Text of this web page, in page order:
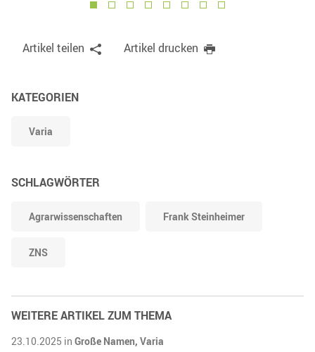
Artikel teilen Artikel drucken
KATEGORIEN
Varia
SCHLAGWÖRTER
Agrarwissenschaften Frank Steinheimer
ZNS
WEITERE ARTIKEL ZUM THEMA
23.10.2025 in Große Namen, Varia